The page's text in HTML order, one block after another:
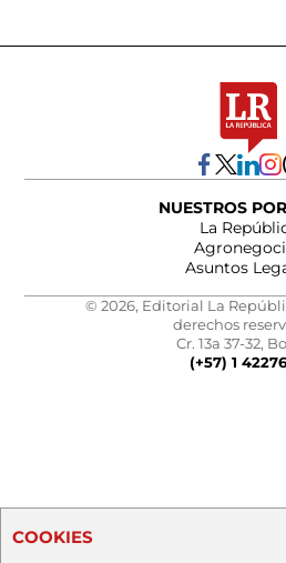
NUESTROS
La
Asuntos
© 2026, Editorial La
derechos
Cr. 13a 37-32,
(+57) 1
COOKIES